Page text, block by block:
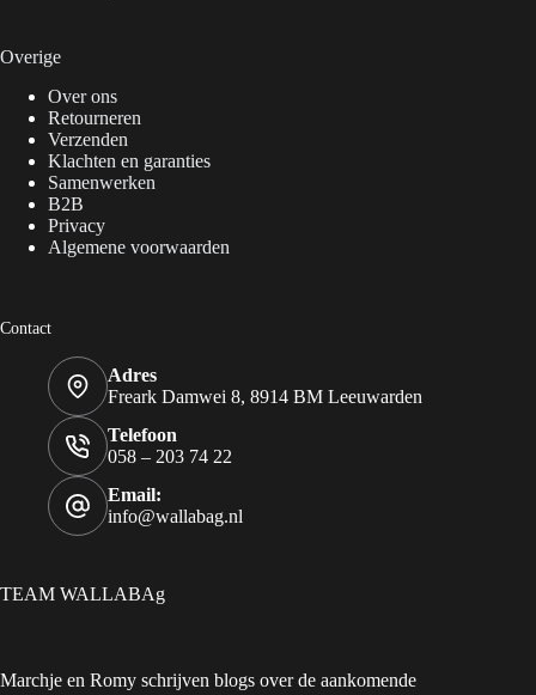
Overige
Over ons
Retourneren
Verzenden
Klachten en garanties
Samenwerken
B2B
Privacy
Algemene voorwaarden
Contact
Adres
Freark Damwei 8, 8914 BM Leeuwarden
Telefoon
058 – 203 74 22
Email:
info@wallabag.nl
TEAM WALLABAg
Marchje en Romy schrijven blogs over de aankomende